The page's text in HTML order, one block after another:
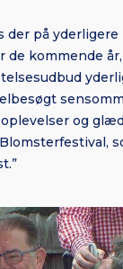
der på yderligere
de kommende
og